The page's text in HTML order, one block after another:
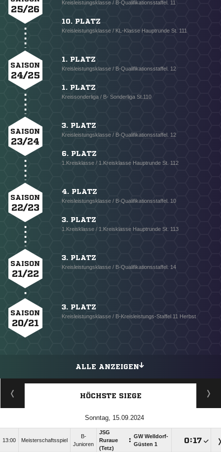
25/26
Kreisleistungsklasse / B-Qualifikationsstaffel. 11
10. PLATZ
Kreisleistungsklasse / KL-Klasse Hauptrunde St. 111
SAISON
24/25
1. PLATZ
Kreisleistungsklasse / B-Qualifikationsstaffel. 12
1. PLATZ
Kreissonderliga / B- Sonderliga St.110
SAISON
23/24
3. PLATZ
Kreisleistungsklasse / B-Qualifikationsstaffel. 12
6. PLATZ
1.Kreisklasse / 1.Kreisklasse Hauptrunde St. 112
SAISON
22/23
4. PLATZ
Kreisleistungsklasse / B-Qualifikationsstaffel. 10
3. PLATZ
1.Kreisklasse / 1.Kreisklasse Hauptrunde St. 113
SAISON
21/22
3. PLATZ
Kreisleistungsklasse / B-Qualifikationsstaffel. 14
SAISON
20/21
3. PLATZ
Kreisleistungsklasse / B-Kreisleistungs-Staffel 11 Herbst
ALLE ANZEIGEN
HÖCHSTE SIEGE
Sonntag, 15.09.2024
13:00 Meisterschaftsspiel
B-
Junioren
JSG
Ruraue
(Tetz)
: GW Welldorf-
Güsten 1
: